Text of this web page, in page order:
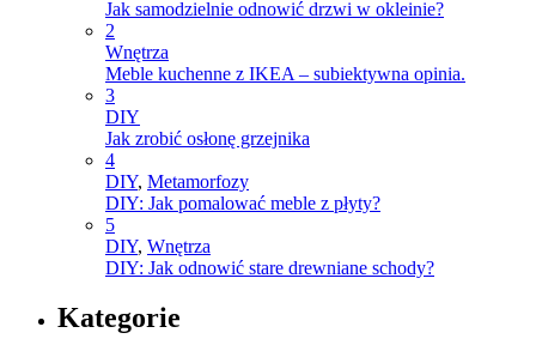
Jak samodzielnie odnowić drzwi w okleinie?
2
Wnętrza
Meble kuchenne z IKEA – subiektywna opinia.
3
DIY
Jak zrobić osłonę grzejnika
4
DIY, Metamorfozy
DIY: Jak pomalować meble z płyty?
5
DIY, Wnętrza
DIY: Jak odnowić stare drewniane schody?
Kategorie